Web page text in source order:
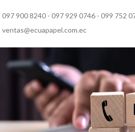
097 900 8240 - 097 929 0746 - 099 752
ventas@ecuapapel.com.ec